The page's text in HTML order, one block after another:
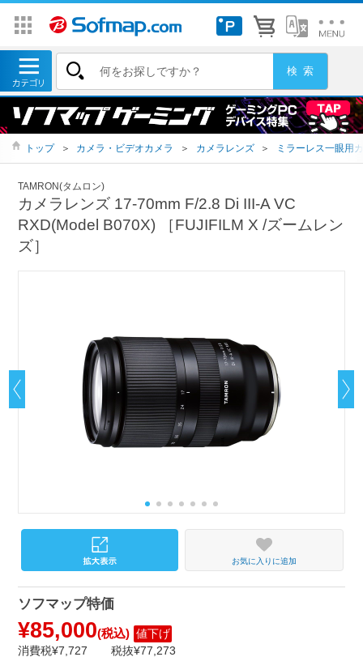
トップ ＞ カメラ・ビデオカメラ ＞ カメラレンズ ＞ ミラーレス一眼用
TAMRON(タムロン)
カメラレンズ 17-70mm F/2.8 Di III-A VC
RXD(Model B070X) ［FUJIFILM X /ズームレン
ズ］
お気に入りに追加
ソフマップ特価
¥85,000(税込) 値下げ
消費税¥7,727
税抜¥77,273